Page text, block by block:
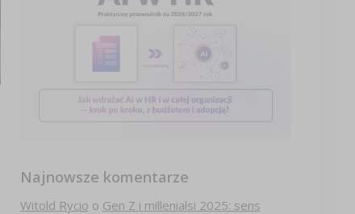
Najnowsze komentarze
Witold Rycio o Gen Z i millenialsi 2025: sens